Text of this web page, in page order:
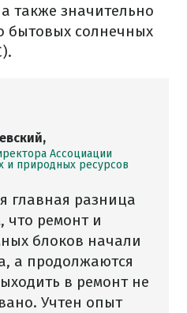
также значительно
бытовых солнечных
Ассоциации
и природных ресурсов
главная разница
что ремонт и
блоков начали
а продолжаются
в ремонт не
Учтен опыт